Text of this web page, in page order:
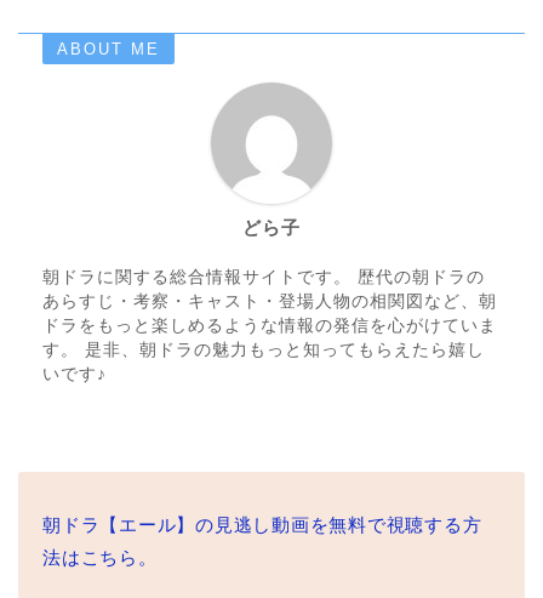
ABOUT ME
どら子
朝ドラに関する総合情報サイトです。 歴代の朝ドラの
あらすじ・考察・キャスト・登場人物の相関図など、朝
ドラをもっと楽しめるような情報の発信を心がけていま
す。 是非、朝ドラの魅力もっと知ってもらえたら嬉し
いです♪
朝ドラ【エール】の見逃し動画を無料で視聴する方
法はこちら。